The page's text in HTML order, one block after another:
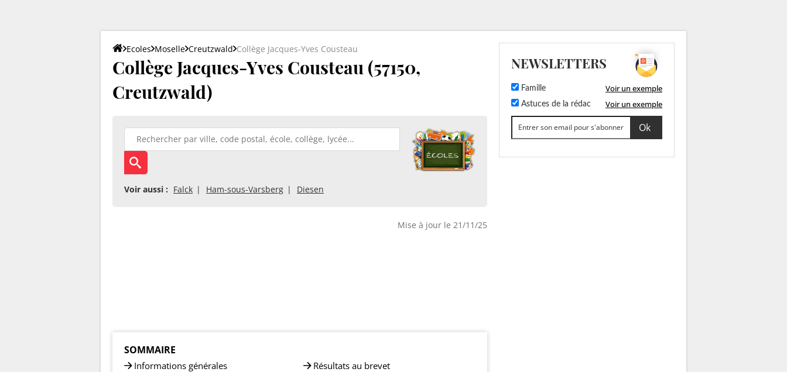
Ecoles Moselle Creutzwald Collège Jacques-Yves Cousteau
Collège Jacques-Yves Cousteau (57150,
Creutzwald)
Voir aussi : Falck Ham-sous-Varsberg Diesen
Mise à jour le 21/11/25
SOMMAIRE
Informations générales
Résultats au brevet
NEWSLETTERS
Famille Voir un exemple
Astuces de la rédac Voir un exemple